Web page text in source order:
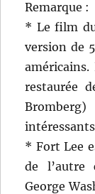
Remarque :
* Le film
version de
restaurée
* Fort Lee
de l’autre
George